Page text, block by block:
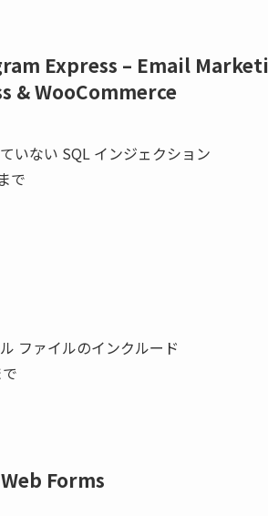
Express – Email
& WooCommerce
いない SQL インジェクション
で
ファイルのインクルード
Forms